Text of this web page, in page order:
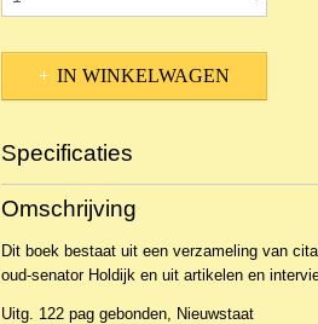
IN WINKELWAGEN
Specificaties
Productcode
Omschrijving
Dit boek bestaat uit een verzameling van
oud-senator Holdijk en uit artikelen en
Uitg. 122 pag gebonden, Nieuwstaat